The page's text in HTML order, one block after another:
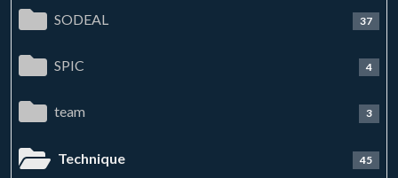
SODEAL 37
SPIC 4
team 3
Technique 45